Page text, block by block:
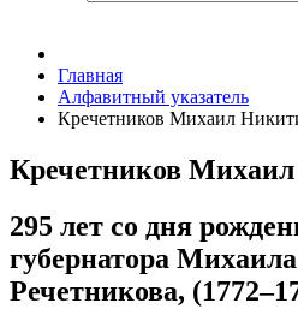
Главная
Алфавитный указатель
Кречетников Михаил
Кречетников
295 лет со дня
губернатора
Речетникова,